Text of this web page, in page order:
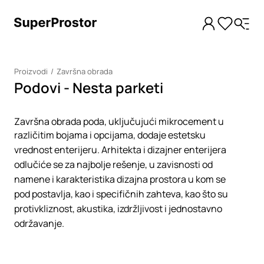
Proizvodi Završna obrada
Podovi - Nesta parketi
Završna obrada poda, uključujući mikrocement u
različitim bojama i opcijama, dodaje estetsku
vrednost enterijeru. Arhitekta i dizajner enterijera
odlučiće se za najbolje rešenje, u zavisnosti od
namene i karakteristika dizajna prostora u kom se
pod postavlja, kao i specifičnih zahteva, kao što su
protivkliznost, akustika, izdržljivost i jednostavno
održavanje.